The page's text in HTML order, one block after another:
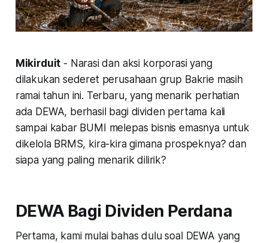
Mikirduit - Narasi dan aksi korporasi yang
dilakukan sederet perusahaan grup Bakrie masih
ramai tahun ini. Terbaru, yang menarik perhatian
ada DEWA, berhasil bagi dividen pertama kali
sampai kabar BUMI melepas bisnis emasnya untuk
dikelola BRMS, kira-kira gimana prospeknya? dan
siapa yang paling menarik dilirik?
DEWA Bagi Dividen Perdana
Pertama, kami mulai bahas dulu soal DEWA yang